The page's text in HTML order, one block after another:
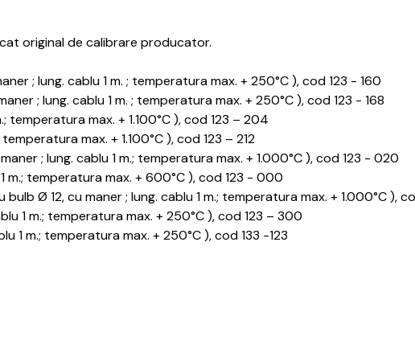
original de calibrare producator.
; lung. cablu 1 m. ; temperatura max. + 250°C ), cod 123 - 160
; lung. cablu 1 m. ; temperatura max. + 250°C ), cod 123 - 168
temperatura max. + 1.100°C ), cod 123 – 204
max. + 1.100°C ), cod 123 – 212
; lung. cablu 1 m.; temperatura max. + 1.000°C ), cod 123 - 020
temperatura max. + 600°C ), cod 123 - 000
Ø 12, cu maner ; lung. cablu 1 m.; temperatura max. + 1.000°C ),
1 m.; temperatura max. + 250°C ), cod 123 – 300
1 m.; temperatura max. + 250°C ), cod 133 -123